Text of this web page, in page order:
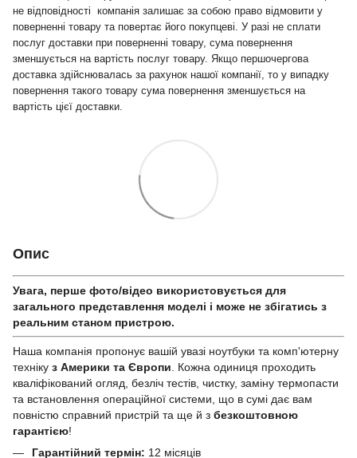
не відповідності компанія залишає за собою право відмовити у
поверненні товару та повертає його покупцеві. У разі не сплати
послуг доставки при поверненні товару, сума повернення
зменшується на вартість послуг товару. Якщо першочергова
доставка здійснювалась за рахунок нашої компанії, то у випадку
повернення такого товару сума повернення зменшується на
вартість цієї доставки.
Опис
Увага, перше фото/відео використовується для
загального представлення моделі і може не збігатись з
реальним станом приcтрою.
Наша компанія пропонує вашій увазі ноутбуки та комп'ютерну
техніку з Америки та Європи . Кожна одиниця проходить
кваліфікований огляд, безліч тестів, чистку, заміну термопасти
та встановлення операційної системи, що в сумі дає вам
повністю справний пристрій та ще й з безкоштовною
гарантією!
Гарантійний термін: 12 місяців